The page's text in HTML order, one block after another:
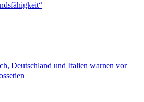
Deutschland und Italien warnen vor